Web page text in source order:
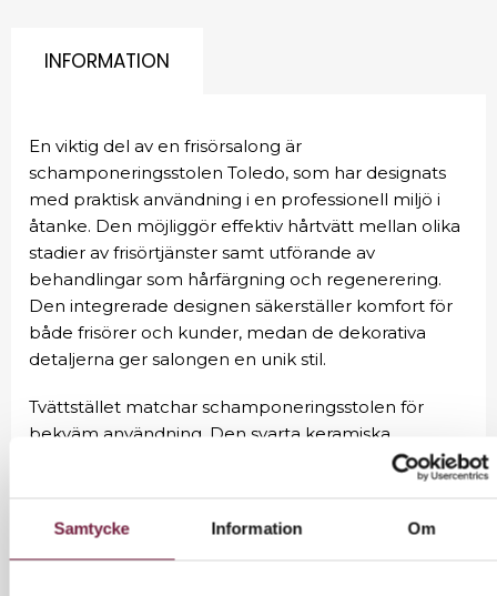
Samtycke Information Om
INFORMATION
En viktig del av en frisörsalong är
schamponeringsstolen Toledo, som har designats
med praktisk användning i en professionell miljö i
åtanke. Den möjliggör effektiv hårtvätt mellan olika
stadier av frisörtjänster samt utförande av
behandlingar som hårfärgning och regenerering.
Den integrerade designen säkerställer komfort för
både frisörer och kunder, medan de dekorativa
detaljerna ger salongen en unik stil.
Tvättstället matchar schamponeringsstolen för
bekväm användning. Den svarta keramiska
tvättställsskålen, med lämpligt djup, förhindrar
överdriven stänk av vatten och produkter under
olika tjänster. Möjligheten att justera skålens vinkel
gör det möjligt att anpassa inställningen efter